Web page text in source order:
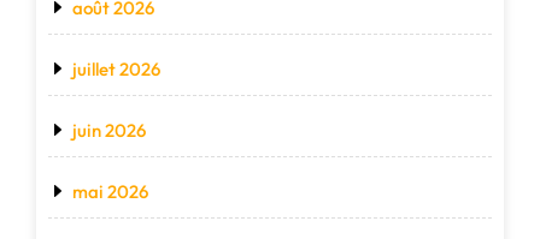
août 2026
juillet 2026
juin 2026
mai 2026